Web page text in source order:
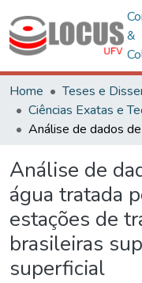
&
Home
Teses e
Análise de
água tratada
estações de
brasileiras
superficial